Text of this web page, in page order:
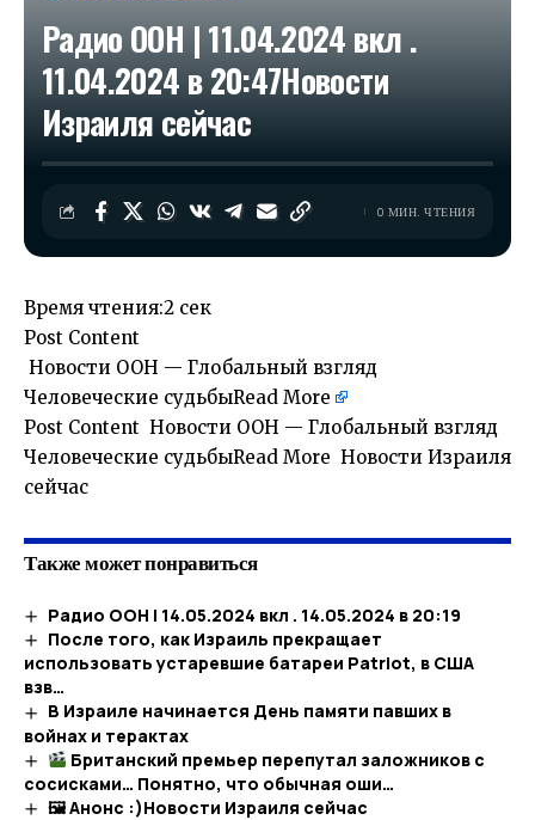
Радио ООН | 11.04.2024 вкл .
11.04.2024 в 20:47​Новости
Израиля сейчас
0 МИН. ЧТЕНИЯ
Время чтения:2 сек
Post Content
​ Новости ООН — Глобальный взгляд
Человеческие судьбыRead More
Post Content ​ Новости ООН — Глобальный взгляд
Человеческие судьбыRead More Новости Израиля
сейчас
Также может понравиться
Радио ООН | 14.05.2024 вкл . 14.05.2024 в 20:19​
После того, как Израиль прекращает
использовать устаревшие батареи Patriot, в США
взв…
В Израиле начинается День памяти павших в
войнах и терактах
Британский премьер перепутал заложников с
сосисками… Понятно, что обычная оши…
🖼 Анонс :)​Новости Израиля сейчас